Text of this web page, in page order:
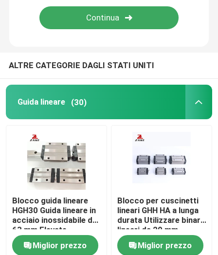
Supporto dell'estremità della vite della palla
Guida al movimento lineare
Rotaie di scorrimento lineari
ALTRE CATEGORIE DAGLI STATI UNITI
Guida lineare (30)
Blocco guida lineare
HGH30 Guida lineare in
acciaio inossidabile da
63 mm Elevate
prestazioni di corsa
Miglior prezzo
Blocco per cuscinetti
lineari GHH HA a lunga
durata Utilizzare binari
lineari da 20 mm
HGH35
Miglior prezzo